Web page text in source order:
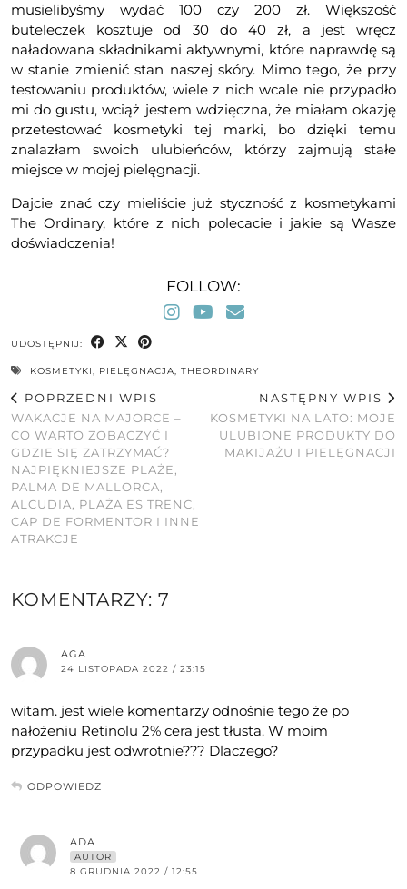
musielibyśmy wydać 100 czy 200 zł. Większość
buteleczek kosztuje od 30 do 40 zł, a jest wręcz
naładowana składnikami aktywnymi, które naprawdę są
w stanie zmienić stan naszej skóry. Mimo tego, że przy
testowaniu produktów, wiele z nich wcale nie przypadło
mi do gustu, wciąż jestem wdzięczna, że miałam okazję
przetestować kosmetyki tej marki, bo dzięki temu
znalazłam swoich ulubieńców, którzy zajmują stałe
miejsce w mojej pielęgnacji.
Dajcie znać czy mieliście już styczność z kosmetykami
The Ordinary, które z nich polecacie i jakie są Wasze
doświadczenia!
FOLLOW:
UDOSTĘPNIJ:
KOSMETYKI, PIELĘGNACJA, THEORDINARY
POPRZEDNI WPIS
WAKACJE NA MAJORCE –
CO WARTO ZOBACZYĆ I
GDZIE SIĘ ZATRZYMAĆ?
NAJPIĘKNIEJSZE PLAŻE,
PALMA DE MALLORCA,
ALCUDIA, PLAŻA ES TRENC,
CAP DE FORMENTOR I INNE
ATRAKCJE
NASTĘPNY WPIS
KOSMETYKI NA LATO: MOJE
ULUBIONE PRODUKTY DO
MAKIJAŻU I PIELĘGNACJI
KOMENTARZY: 7
AGA
24 LISTOPADA 2022 / 23:15
witam. jest wiele komentarzy odnośnie tego że po
nałożeniu Retinolu 2% cera jest tłusta. W moim
przypadku jest odwrotnie??? Dlaczego?
ODPOWIEDZ
ADA
AUTOR
8 GRUDNIA 2022 / 12:55